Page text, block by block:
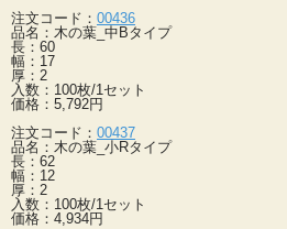
注文コード： 00436
品名：木の葉_中Bタイプ
長：60
幅：17
厚：2
入数：100枚/1セット
価格：5,792円
注文コード： 00437
品名：木の葉_小Rタイプ
長：62
幅：12
厚：2
入数：100枚/1セット
価格：4,934円